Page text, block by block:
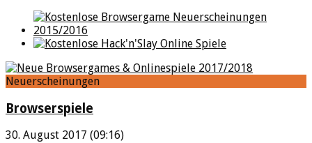
Neuerscheinungen
Browserspiele
30. August 2017 (09:16)